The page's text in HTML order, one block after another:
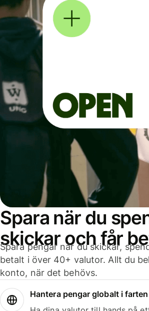
Spara när du
skickar och får
Spara pengar när du skickar,
betalt i över 40+ valutor. Allt du
konto, när det behövs.
Hantera pengar globalt i